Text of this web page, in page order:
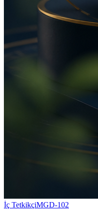
İç TetkikçiMGD-102